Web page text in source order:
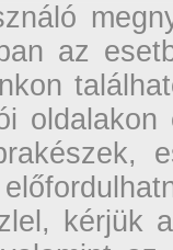
az
oldalakon
kérjük